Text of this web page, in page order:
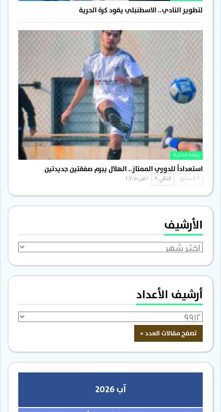
لتطوير النادي.. الاسطنبلي يقود كرة الحرية
رياضة محلية
استعداداً للدوري الممتاز.. الهلال يبرم صفقتين جديدتين
السابق التالي
الأرشيف
الأرشيف
أرشيف الأعداد
آب 2026